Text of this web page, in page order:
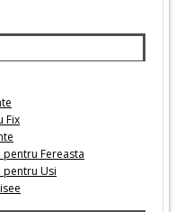
Fix
pentru Fereasta
pentru Usi